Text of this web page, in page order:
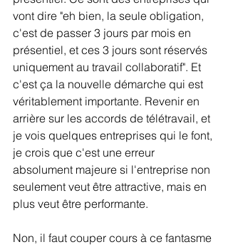
vont dire "eh bien, la seule obligation,
c'est de passer 3 jours par mois en
présentiel, et ces 3 jours sont réservés
uniquement au travail collaboratif". Et
c'est ça la nouvelle démarche qui est
véritablement importante. Revenir en
arrière sur les accords de télétravail, et
je vois quelques entreprises qui le font,
je crois que c'est une erreur
absolument majeure si l'entreprise non
seulement veut être attractive, mais en
plus veut être performante.
Non, il faut couper cours à ce fantasme